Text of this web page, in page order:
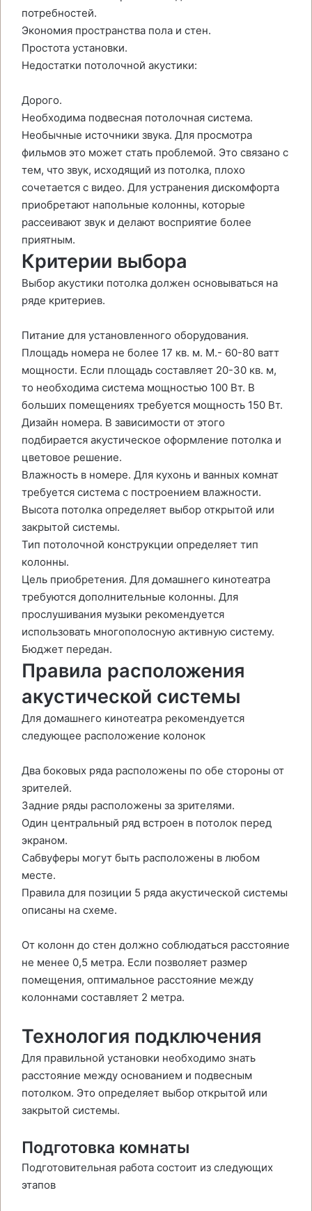
потребностей.
Экономия пространства пола и стен.
Простота установки.
Недостатки потолочной акустики:
Дорого.
Необходима подвесная потолочная система.
Необычные источники звука. Для просмотра
фильмов это может стать проблемой. Это связано с
тем, что звук, исходящий из потолка, плохо
сочетается с видео. Для устранения дискомфорта
приобретают напольные колонны, которые
рассеивают звук и делают восприятие более
приятным.
Критерии выбора
Выбор акустики потолка должен основываться на
ряде критериев.
Питание для установленного оборудования.
Площадь номера не более 17 кв. м. М.- 60-80 ватт
мощности. Если площадь составляет 20-30 кв. м,
то необходима система мощностью 100 Вт. В
больших помещениях требуется мощность 150 Вт.
Дизайн номера. В зависимости от этого
подбирается акустическое оформление потолка и
цветовое решение.
Влажность в номере. Для кухонь и ванных комнат
требуется система с построением влажности.
Высота потолка определяет выбор открытой или
закрытой системы.
Тип потолочной конструкции определяет тип
колонны.
Цель приобретения. Для домашнего кинотеатра
требуются дополнительные колонны. Для
прослушивания музыки рекомендуется
использовать многополосную активную систему.
Бюджет передан.
Правила расположения
акустической системы
Для домашнего кинотеатра рекомендуется
следующее расположение колонок
Два боковых ряда расположены по обе стороны от
зрителей.
Задние ряды расположены за зрителями.
Один центральный ряд встроен в потолок перед
экраном.
Сабвуферы могут быть расположены в любом
месте.
Правила для позиции 5 ряда акустической системы
описаны на схеме.
От колонн до стен должно соблюдаться расстояние
не менее 0,5 метра. Если позволяет размер
помещения, оптимальное расстояние между
колоннами составляет 2 метра.
Технология подключения
Для правильной установки необходимо знать
расстояние между основанием и подвесным
потолком. Это определяет выбор открытой или
закрытой системы.
Подготовка комнаты
Подготовительная работа состоит из следующих
этапов